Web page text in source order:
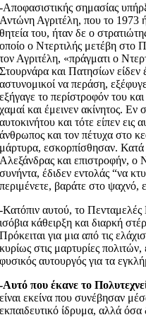
-Αποφασιστικής σημασίας
Αντώνη Αγριτέλη, που το 1973
θητεία του, ήταν δε ο
οποίο ο Ντερτιλής μετέβη στο
τον Αγριτέλη, «πράγματι ο
Στουρνάρα και Πατησίων είδεν
αστυνομικοί να περάση,
εξήγαγε το περίστροφόν του
χαμαί και έμεινεν ακίνητος. Εν
αυτοκινήτου και τότε είπεν
άνθρωπος και τον πέτυχα στο
μάρτυρα, εσκορπίσθησαν.
Αλεξάνδρας και επιστροφήν, ο
συνήντα, έδιδεν εντολάς “να
περιμένετε, βαράτε στο
-Κατόπιν αυτού, το
ισόβια κάθειρξη και διαρκή
Πρόκειται για μια από τις
κυρίως στις μαρτυρίες
φυσικός αυτουργός για τα
-Αυτό που έκανε το
είναι εκείνα που συνέβησαν
εκπαιδευτικό ίδρυμα, αλλά